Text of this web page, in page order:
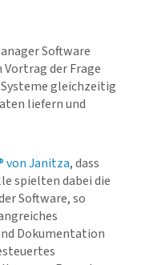
Software
der Frage
gleichzeitig
liefern und
von Janitza, dass
spielten dabei die
Software, so
Dokumentation